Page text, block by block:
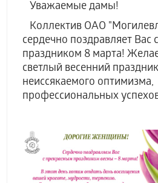
Уважаемые дамы!
Коллектив ОАО
сердечно поздравляет
праздником 8 марта!
светлый весенний
неиссякаемого оптимизма,
профессиональных